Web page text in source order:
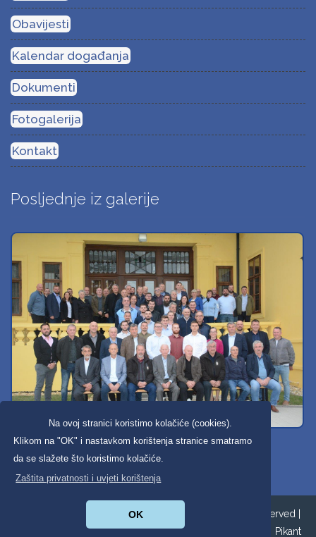
Na ovoj stranici koristimo kolačiće (cookies).
Klikom na "OK" i nastavkom korištenja stranice smatramo
da se slažete što koristimo kolačiće.
Zaštita privatnosti i uvjeti korištenja
OK
Obavijesti
Kalendar događanja
Dokumenti
Fotogalerija
Kontakt
Posljednje iz galerije
Svi dobravski košarkaši
Copyright ©2026. Općina Donja Dubrava All Rights Reserved |
Zaštita privatnosti|Digitalna pristupačnost Pikant